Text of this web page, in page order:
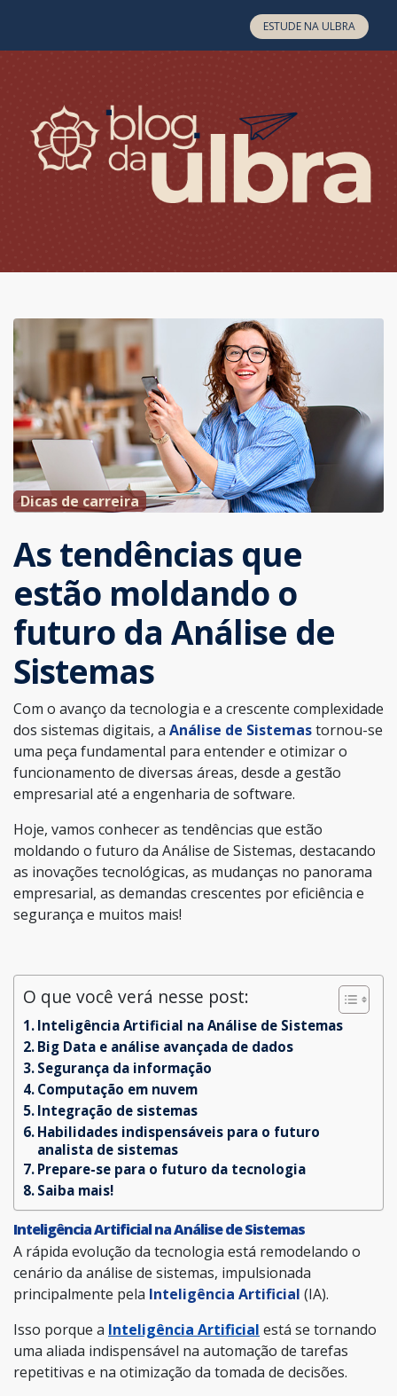
ESTUDE NA ULBRA
Dicas de carreira
As tendências que
estão moldando o
futuro da Análise de
Sistemas
Com o avanço da tecnologia e a crescente complexidade
dos sistemas digitais, a Análise de Sistemastornou-se
uma peça fundamental para entender e otimizar o
funcionamento de diversas áreas, desde a gestão
empresarial até a engenharia de software.
Hoje, vamos conhecer as tendências que estão
moldando o futuro da Análise de Sistemas, destacando
as inovações tecnológicas, as mudanças no panorama
empresarial, as demandas crescentes por eficiência e
segurança e muitos mais!
O que você verá nesse post:
Inteligência Artificial na Análise de Sistemas
Big Data e análise avançada de dados
Segurança da informação
Computação em nuvem
Integração de sistemas
Habilidades indispensáveis para o futuro
analista de sistemas
Prepare-se para o futuro da tecnologia
Saiba mais!
Inteligência Artificial na Análise de Sistemas
A rápida evolução da tecnologia está remodelando o
cenário da análise de sistemas, impulsionada
principalmente pela Inteligência Artificial (IA).
Isso porque a Inteligência Artificial está se tornando
uma aliada indispensável na automação de tarefas
repetitivas e na otimização da tomada de decisões.